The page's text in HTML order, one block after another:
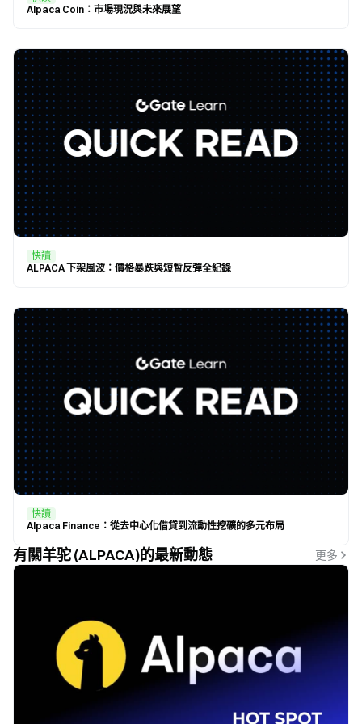
Alpaca Coin：市場現況與未來展望
快讀
ALPACA 下架風波：價格暴跌與短暫反彈全紀錄
快讀
Alpaca Finance：從去中心化借貸到流動性挖礦的多元布局
有關羊驼 (ALPACA)的最新動態 更多